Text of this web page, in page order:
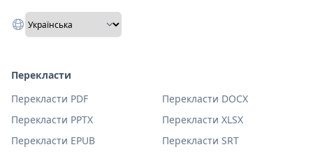
Перекласти
Перекласти PDF
Перекласти DOCX
Перекласти PPTX
Перекласти XLSX
Перекласти EPUB
Перекласти SRT